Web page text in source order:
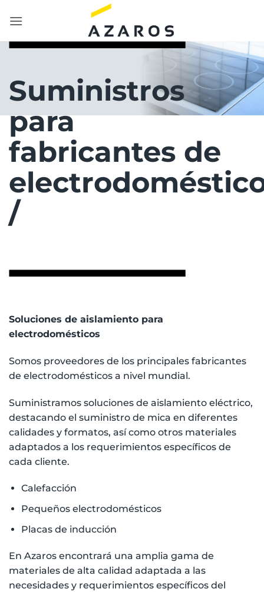
Suministros
para
fabricantes de
/
Soluciones de aislamiento para
electrodomésticos
Somos proveedores de los principales fabricantes
de electrodomésticos a nivel mundial.
Suministramos soluciones de aislamiento eléctrico,
destacando el suministro de mica en diferentes
calidades y formatos, así como otros materiales
adaptados a los requerimientos específicos de
cada cliente.
Calefacción
Pequeños electrodomésticos
Placas de inducción
En Azaros encontrará una amplia gama de
materiales de alta calidad adaptada a las
necesidades y requerimientos específicos del